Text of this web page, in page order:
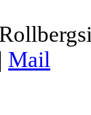
Mail